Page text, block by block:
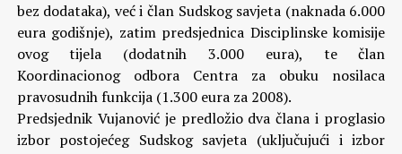
bez dodataka), već i član Sudskog savjeta (naknada 6.000
eura godišnje), zatim predsjednica Disciplinske komisije
ovog tijela (dodatnih 3.000 eura), te član
Koordinacionog odbora Centra za obuku nosilaca
pravosudnih funkcija (1.300 eura za 2008).
Predsjednik Vujanović je predložio dva člana i proglasio
izbor postojećeg Sudskog savjeta (uključujući i izbor